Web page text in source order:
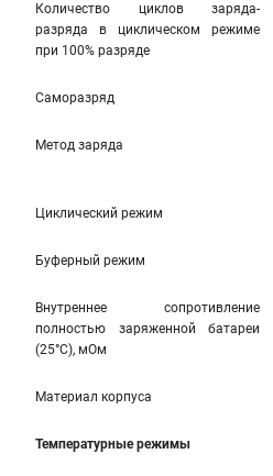
Количество циклов заряда-
разряда в циклическом режиме
при 100% разряде
Саморазряд
Метод заряда
Циклический режим
Буферный режим
Внутреннее сопротивление
полностью заряженной батареи
(25°С), мОм
Материал корпуса
Температурные режимы